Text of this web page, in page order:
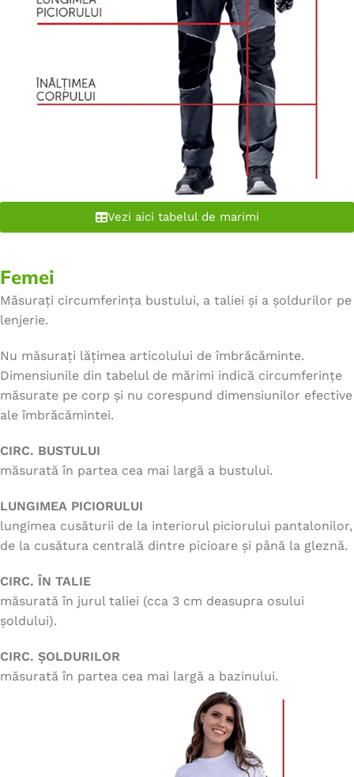
Vezi aici tabelul de marimi
Femei
Măsurați circumferința bustului, a taliei și a șoldurilor pe
lenjerie.
Nu măsurați lățimea articolului de îmbrăcăminte.
Dimensiunile din tabelul de mărimi indică circumferințe
măsurate pe corp și nu corespund dimensiunilor efective
ale îmbrăcămintei.
CIRC. BUSTULUI
măsurată în partea cea mai largă a bustului.
LUNGIMEA PICIORULUI
lungimea cusăturii de la interiorul piciorului pantalonilor,
de la cusătura centrală dintre picioare și până la gleznă.
CIRC. ÎN TALIE
măsurată în jurul taliei (cca 3 cm deasupra osului
șoldului).
CIRC. ȘOLDURILOR
măsurată în partea cea mai largă a bazinului.